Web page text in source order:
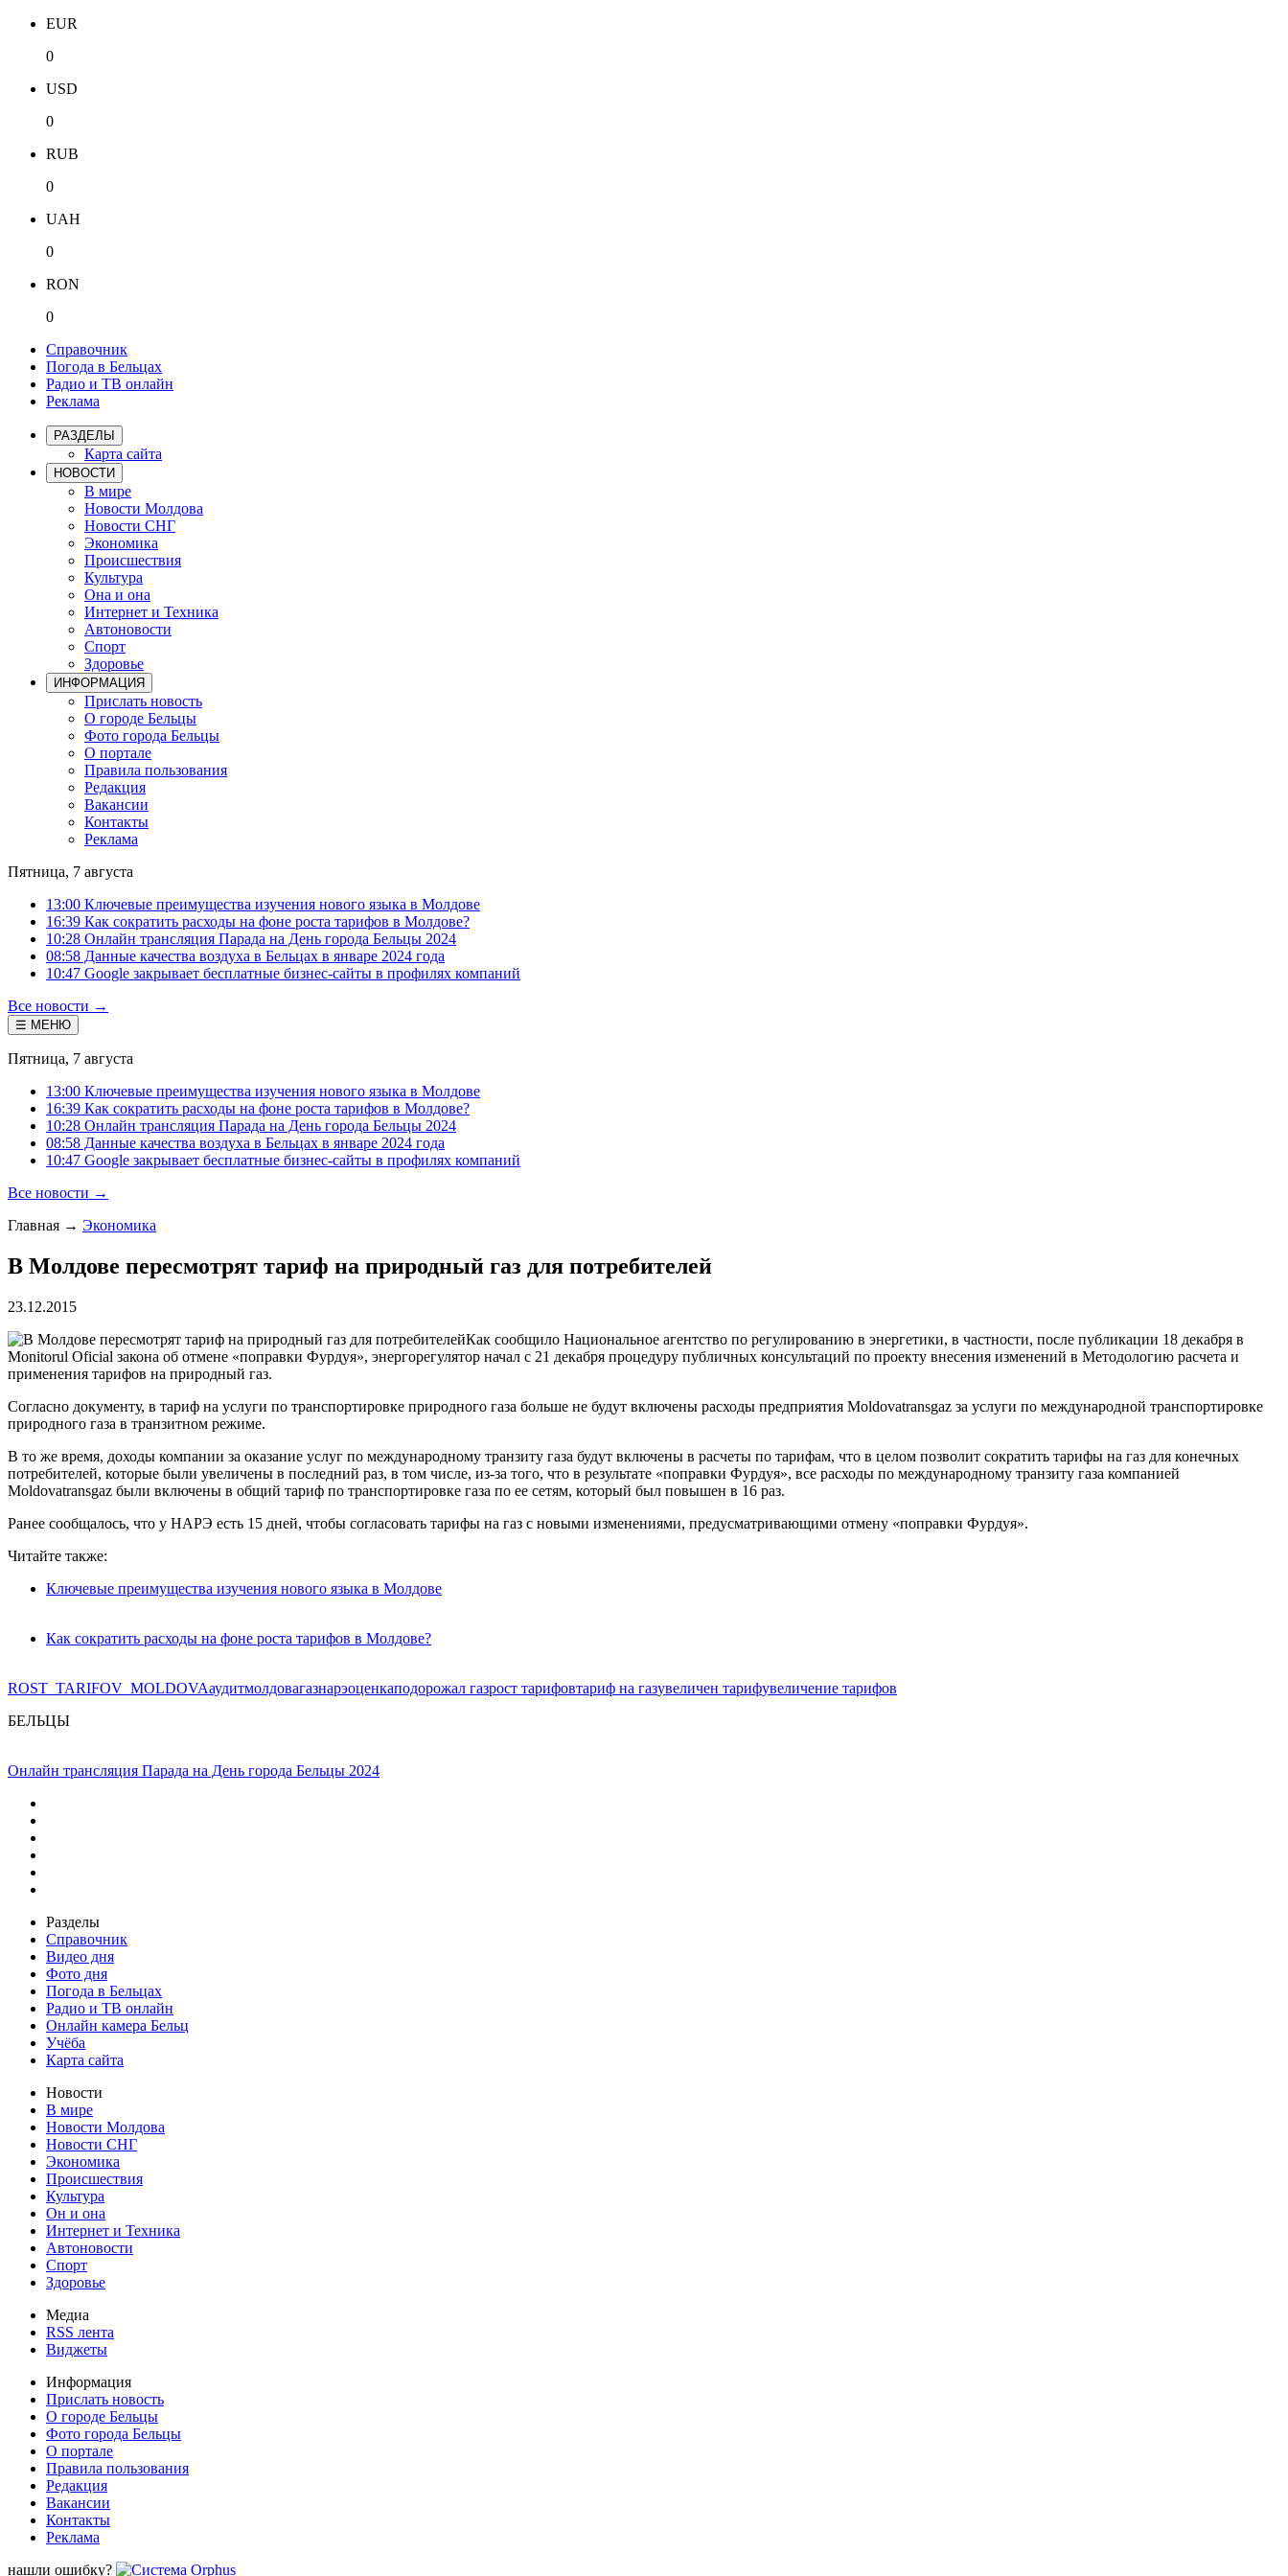
EUR
0
USD
0
RUB
0
UAH
0
RON
0
Справочник
Погода в Бельцах
Радио и ТВ онлайн
Реклама
РАЗДЕЛЫ
Карта сайта
НОВОСТИ
В мире
Новости Молдова
Новости СНГ
Экономика
Происшествия
Культура
Она и она
Интернет и Техника
Автоновости
Спорт
Здоровье
ИНФОРМАЦИЯ
Прислать новость
О городе Бельцы
Фото города Бельцы
О портале
Правила пользования
Редакция
Вакансии
Контакты
Реклама
Пятница, 7 августа
13:00 Ключевые преимущества изучения нового языка в Молдове
16:39 Как сократить расходы на фоне роста тарифов в Молдове?
10:28 Онлайн трансляция Парада на День города Бельцы 2024
08:58 Данные качества воздуха в Бельцах в январе 2024 года
10:47 Google закрывает бесплатные бизнес-сайты в профилях компаний
Все новости →
☰ МЕНЮ
Пятница, 7 августа
13:00 Ключевые преимущества изучения нового языка в Молдове
16:39 Как сократить расходы на фоне роста тарифов в Молдове?
10:28 Онлайн трансляция Парада на День города Бельцы 2024
08:58 Данные качества воздуха в Бельцах в январе 2024 года
10:47 Google закрывает бесплатные бизнес-сайты в профилях компаний
Все новости →
Главная → Экономика
В Молдове пересмотрят тариф на природный газ для потребителей
23.12.2015
Как сообщило Национальное агентство по регулированию в энергетики, в частности, после публикации 18 декабря в
Monitorul Oficial закона об отмене «поправки Фурдуя», энергорегулятор начал с 21 декабря процедуру публичных консультаций по проекту внесения изменений в Методологию расчета и
применения тарифов на природный газ.
Согласно документу, в тариф на услуги по транспортировке природного газа больше не будут включены расходы предприятия Moldovatransgaz за услуги по международной транспортировке
природного газа в транзитном режиме.
В то же время, доходы компании за оказание услуг по международному транзиту газа будут включены в расчеты по тарифам, что в целом позволит сократить тарифы на газ для конечных
потребителей, которые были увеличены в последний раз, в том числе, из-за того, что в результате «поправки Фурдуя», все расходы по международному транзиту газа компанией
Moldovatransgaz были включены в общий тариф по транспортировке газа по ее сетям, который был повышен в 16 раз.
Ранее сообщалось, что у НАРЭ есть 15 дней, чтобы согласовать тарифы на газ с новыми изменениями, предусматривающими отмену «поправки Фурдуя».
Читайте также:
Ключевые преимущества изучения нового языка в Молдове
Как сократить расходы на фоне роста тарифов в Молдове?
ROST_TARIFOV_MOLDOVAаудитмолдовагазнарэоценкаподорожал газрост тарифовтариф на газувеличен тарифувеличение тарифов
БЕЛЬЦЫ
Онлайн трансляция Парада на День города Бельцы 2024
Разделы
Справочник
Видео дня
Фото дня
Погода в Бельцах
Радио и ТВ онлайн
Онлайн камера Бельц
Учёба
Карта сайта
Новости
В мире
Новости Молдова
Новости СНГ
Экономика
Происшествия
Культура
Он и она
Интернет и Техника
Автоновости
Спорт
Здоровье
Медиа
RSS лента
Виджеты
Информация
Прислать новость
О городе Бельцы
Фото города Бельцы
О портале
Правила пользования
Редакция
Вакансии
Контакты
Реклама
нашли ошибку?